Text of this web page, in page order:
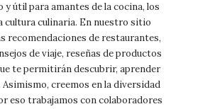
y útil para amantes de la cocina, los
cultura culinaria. En nuestro sitio
recomendaciones de restaurantes,
de viaje, reseñas de productos
te permitirán descubrir, aprender
creemos en la diversidad
eso trabajamos con colaboradores